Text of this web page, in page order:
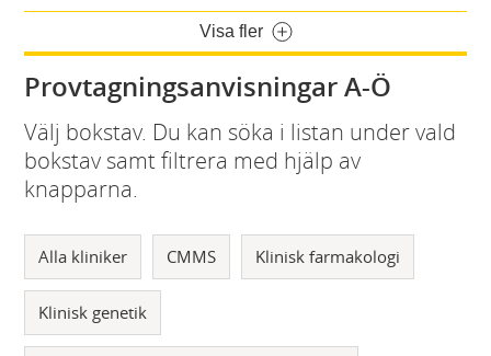
Visa fler
Provtagningsanvisningar A-Ö
Välj bokstav. Du kan söka i listan under vald
bokstav samt filtrera med hjälp av
knapparna.
Alla kliniker CMMS Klinisk farmakologi
Klinisk genetik